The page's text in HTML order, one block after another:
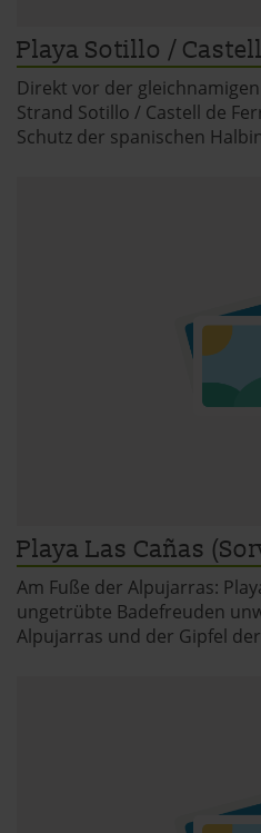
Playa Sotillo /
Direkt vor der
Strand Sotillo / Castell de
Schutz der spanischen
Playa Las Cañas
Am Fuße der Alpujarras:
ungetrübte Badefreuden
Alpujarras und der Gipfel